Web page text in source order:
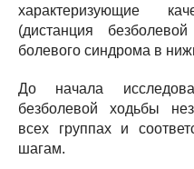
характеризующие
(дистанция
болевого синдрома в
До начала
безболевой ходьбы
всех группах и
шагам.